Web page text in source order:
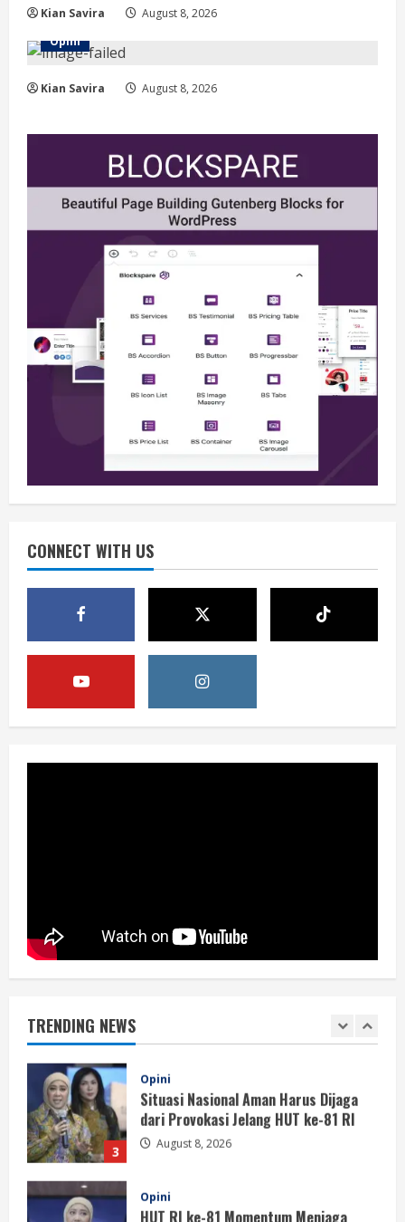
Kian Savira
August 8, 2026
Opini
Kian Savira August 8, 2026
CONNECT WITH US
TRENDING NEWS
Berita
Situasi Nasional Aman, Publik Diminta
Waspadai Provokasi Jelang HUT RI
August 8, 2026
3
Opini
Situasi Nasional Aman Harus Dijaga
HUT RI ke-81 Momentum Menjaga
Stabilitas, Keamanan, dan Optimisme
August 8, 2026
2
Berita
Situasi Nasional Aman, Publik Diminta
3
Opini
Situasi Nasional Aman Harus Dijaga
dari Provokasi Jelang HUT ke-81 RI
August 8, 2026
Opini
HUT RI ke-81 Momentum Menjaga